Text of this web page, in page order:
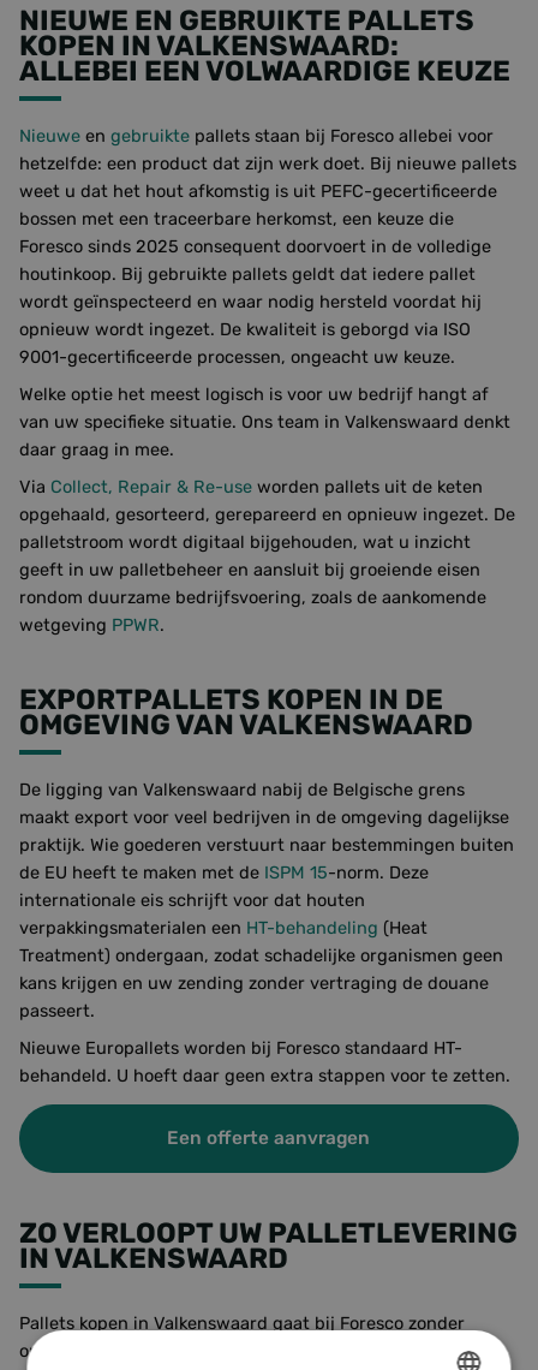
NIEUWE EN GEBRUIKTE PALLETS
KOPEN IN VALKENSWAARD:
ALLEBEI EEN VOLWAARDIGE KEUZE
Nieuwe en gebruikte pallets staan bij Foresco allebei voor
hetzelfde: een product dat zijn werk doet. Bij nieuwe pallets
weet u dat het hout afkomstig is uit PEFC-gecertificeerde
bossen met een traceerbare herkomst, een keuze die
Foresco sinds 2025 consequent doorvoert in de volledige
houtinkoop. Bij gebruikte pallets geldt dat iedere pallet
wordt geïnspecteerd en waar nodig hersteld voordat hij
opnieuw wordt ingezet. De kwaliteit is geborgd via ISO
9001-gecertificeerde processen, ongeacht uw keuze.
Welke optie het meest logisch is voor uw bedrijf hangt af
van uw specifieke situatie. Ons team in Valkenswaard denkt
daar graag in mee.
Via Collect, Repair & Re-use worden pallets uit de keten
opgehaald, gesorteerd, gerepareerd en opnieuw ingezet. De
palletstroom wordt digitaal bijgehouden, wat u inzicht
geeft in uw palletbeheer en aansluit bij groeiende eisen
rondom duurzame bedrijfsvoering, zoals de aankomende
wetgeving PPWR.
EXPORTPALLETS KOPEN IN DE
OMGEVING VAN VALKENSWAARD
De ligging van Valkenswaard nabij de Belgische grens
maakt export voor veel bedrijven in de omgeving dagelijkse
praktijk. Wie goederen verstuurt naar bestemmingen buiten
de EU heeft te maken met de ISPM 15-norm. Deze
internationale eis schrijft voor dat houten
verpakkingsmaterialen een HT-behandeling (Heat
Treatment) ondergaan, zodat schadelijke organismen geen
kans krijgen en uw zending zonder vertraging de douane
passeert.
Nieuwe Europallets worden bij Foresco standaard HT-
behandeld. U hoeft daar geen extra stappen voor te zetten.
Een offerte aanvragen
ZO VERLOOPT UW PALLETLEVERING
IN VALKENSWAARD
Pallets kopen in Valkenswaard gaat bij Foresco zonder
omslachtig proces. Omdat wij zelf produceren en